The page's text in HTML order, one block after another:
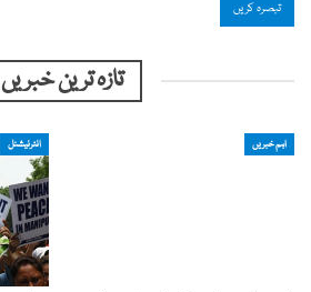
تازہ ترین خبریں
اہم خبریں انٹرنیشنل